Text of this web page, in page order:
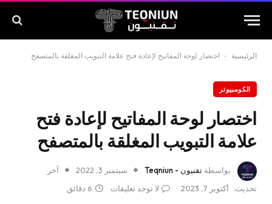
الرئيسية - اختصار لوحة المفاتيح لإعادة فتح علامة التبويب المغلقة بالمتصفح
الكومبيوتر
اختصار لوحة المفاتيح لإعادة فتح
علامة التبويب المغلقة بالمتصفح
بواسطة تقنيون - Teqniun سبتمبر 3, 2022
آخر
تحديث:
أكتوبر 7, 2023 لا توجد تعليقات 6 دقائق